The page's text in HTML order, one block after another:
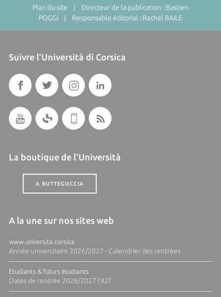
Plan du site | Directeur de la publication : Bastien
POGGI | Responsable éditorial : Rachel BAILE
Suivre l'Università di Corsica
La boutique de l'Università
A BUTTEGUCCIA
A la une sur nos sites web
www.universita.corsica
Année universitaire 2026/2027 - Calendrier des rentrées
Etudiants & futurs étudiants
Dates de rentrée 2026/2027 | IUT